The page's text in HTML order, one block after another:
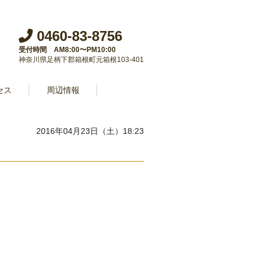
0460-83-8756
受付時間 AM8:00〜PM10:00
神奈川県足柄下郡箱根町元箱根103-401
ス 周辺情報
2016年04月23日（土）18:23